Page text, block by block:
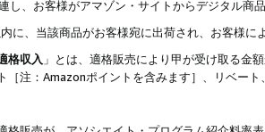
し、お客様がアマゾン・サイトからデジタル
に、当該商品がお客様宛に出荷され、お客様
格収入 」とは、適格販売により甲が受け取る金
［注：Amazonポイントを含みます］、リベー